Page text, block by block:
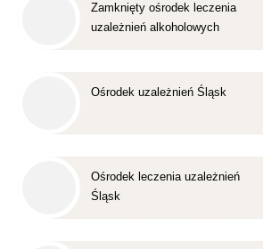
Zamknięty ośrodek leczenia
uzależnień alkoholowych
Ośrodek uzależnień Śląsk
Ośrodek leczenia uzależnień
Śląsk